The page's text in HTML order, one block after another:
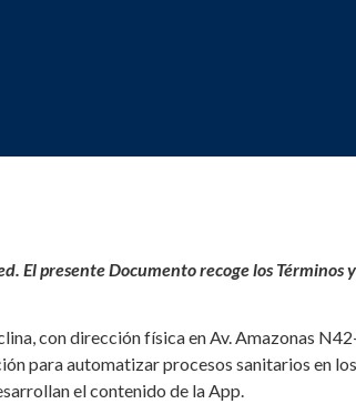
presente Documento recoge los Términos
con dirección física en Av. Amazonas
para automatizar procesos sanitarios en
el contenido de la App.